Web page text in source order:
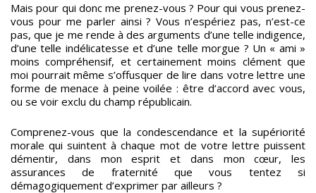
Mais pour qui donc me prenez-vous ? Pour qui vous prenez-
vous pour me parler ainsi ? Vous n’espériez pas, n’est-ce
pas, que je me rende à des arguments d’une telle indigence,
d’une telle indélicatesse et d’une telle morgue ? Un « ami »
moins compréhensif, et certainement moins clément que
moi pourrait même s’offusquer de lire dans votre lettre une
forme de menace à peine voilée : être d’accord avec vous,
ou se voir exclu du champ républicain.
Comprenez-vous que la condescendance et la supériorité
morale qui suintent à chaque mot de votre lettre puissent
démentir, dans mon esprit et dans mon cœur, les
assurances de fraternité que vous tentez si
démagogiquement d’exprimer par ailleurs ?